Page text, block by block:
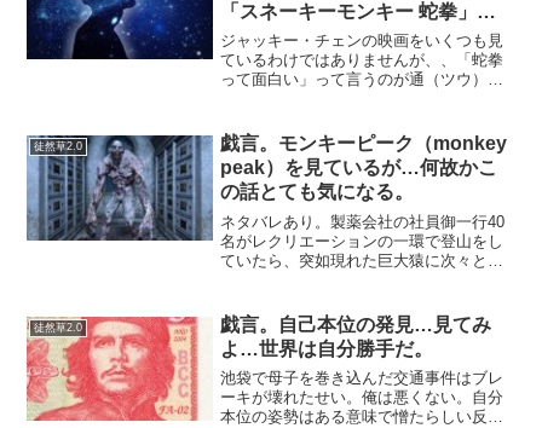
「スネーキーモンキー 蛇拳」を
見た感想
ジャッキー・チェンの映画をいくつも見
ているわけではありませんが、、「蛇拳
って面白い」って言うのが通（ツウ）な
うな気がする。まあ、酔拳１→酔拳２と
かも同じような話の内容で...
徒然草2.0
戯言。モンキーピーク（monkey
peak）を見ているが…何故かこ
の話とても気になる。
ネタバレあり。製薬会社の社員御一行40
名がレクリエーションの一環で登山をし
ていたら、突如現れた巨大猿に次々とや
明が難しいし、ストーリーが上手いかと
いうと正直そうでもなく...
徒然草2.0
戯言。自己本位の発見…見てみ
よ…世界は自分勝手だ。
池袋で母子を巻き込んだ交通事件はブレ
ーキが壊れたせい。俺は悪くない。自分
本位の姿勢はある意味で憎たらしい反面